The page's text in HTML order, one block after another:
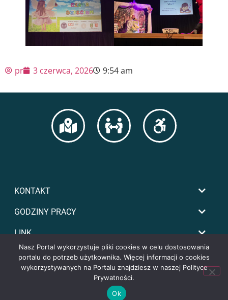
pr 3 czerwca, 2026 9:54 am
KONTAKT
GODZINY PRACY
LINK
Copyright by powiat-tomaszowski.com.pl
Nasz Portal wykorzystuje pliki cookies w celu dostosowania
portalu do potrzeb użytkownika. Więcej informacji o cookies
wykorzystywanych na Portalu znajdziesz w naszej Polityce
Prywatności.
Ok